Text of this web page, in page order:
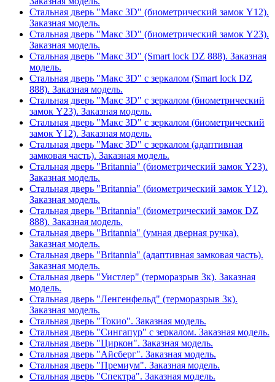
Стальная дверь "Макс 3D" (биометрический замок Y12).
Заказная модель.
Стальная дверь "Макс 3D" (биометрический замок Y23).
Заказная модель.
Стальная дверь "Макс 3D" (Smart lock DZ 888). Заказная
модель.
Стальная дверь "Макс 3D" с зеркалом (Smart lock DZ
888). Заказная модель.
Стальная дверь "Макс 3D" с зеркалом (биометрический
замок Y23). Заказная модель.
Стальная дверь "Макс 3D" с зеркалом (биометрический
замок Y12). Заказная модель.
Стальная дверь "Макс 3D" с зеркалом (адаптивная
замковая часть). Заказная модель.
Стальная дверь "Britannia" (биометрический замок Y23).
Заказная модель.
Стальная дверь "Britannia" (биометрический замок Y12).
Заказная модель.
Стальная дверь "Britannia" (биометрический замок DZ
888). Заказная модель.
Стальная дверь "Britannia" (умная дверная ручка).
Заказная модель.
Стальная дверь "Britannia" (адаптивная замковая часть).
Заказная модель.
Стальная дверь "Уистлер" (терморазрыв 3к). Заказная
модель.
Стальная дверь "Ленгенфельд" (терморазрыв 3к).
Заказная модель.
Стальная дверь "Токио". Заказная модель.
Стальная дверь "Сингапур" с зеркалом. Заказная модель.
Стальная дверь "Циркон". Заказная модель.
Стальная дверь "Айсберг". Заказная модель.
Стальная дверь "Премиум". Заказная модель.
Стальная дверь "Спектра". Заказная модель.